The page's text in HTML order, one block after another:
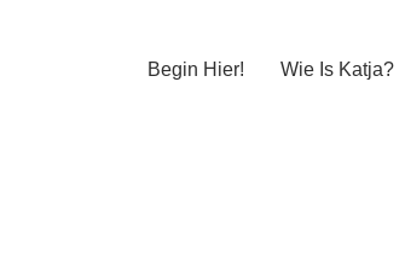
Begin Hier! Wie Is Katja?